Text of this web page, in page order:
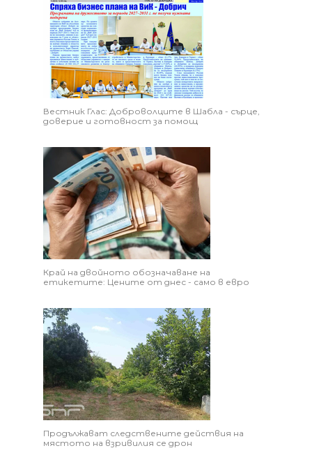
Вестник Глас: Доброволците в Шабла - сърце,
доверие и готовност за помощ
Край на двойното обозначаване на
етикетите: Цените от днес - само в евро
Продължават следствените действия на
мястото на взривилия се дрон